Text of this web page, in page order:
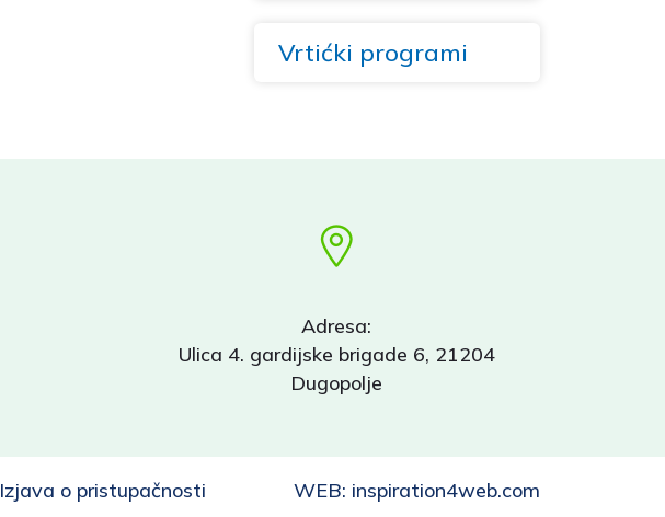
Vrtićki programi
Adresa:
Ulica 4. gardijske brigade 6, 21204
Dugopolje
Izjava o pristupačnosti WEB: inspiration4web.com